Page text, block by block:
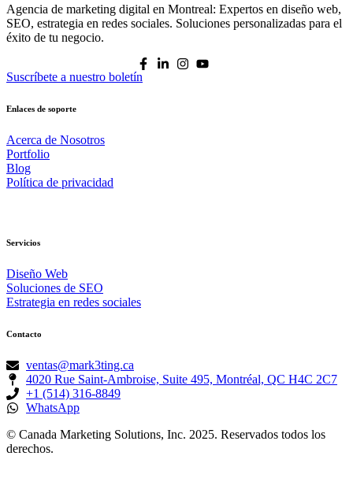
Agencia de marketing digital en Montreal: Expertos en diseño web,
SEO, estrategia en redes sociales. Soluciones personalizadas para el
éxito de tu negocio.
Suscríbete a nuestro boletín
Enlaces de soporte
Acerca de Nosotros
Portfolio
Blog
Política de privacidad
Servicios
Diseño Web
Soluciones de SEO
Estrategia en redes sociales
Contacto
ventas@mark3ting.ca
4020 Rue Saint-Ambroise, Suite 495, Montréal, QC H4C 2C7
+1 (514) 316-8849
WhatsApp
© Canada Marketing Solutions, Inc. 2025. Reservados todos los
derechos.